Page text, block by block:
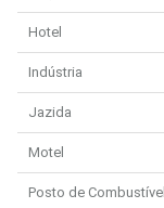
Hotel
Indústria
Jazida
Motel
Posto de Combustível